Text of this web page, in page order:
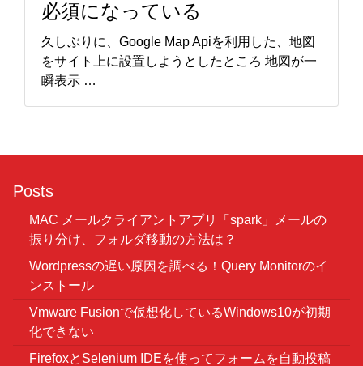
必須になっている
久しぶりに、Google Map Apiを利用した、地図
をサイト上に設置しようとしたところ 地図が一
瞬表示 …
Posts
MAC メールクライアントアプリ「spark」メールの
振り分け、フォルダ移動の方法は？
Wordpressの遅い原因を調べる！Query Monitorのイ
ンストール
Vmware Fusionで仮想化しているWindows10が初期
化できない
FirefoxとSelenium IDEを使ってフォームを自動投稿